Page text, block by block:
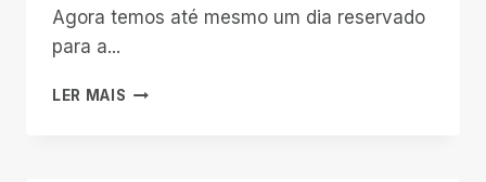
Agora temos até mesmo um dia reservado
para a...
LER MAIS FINALMENTE!